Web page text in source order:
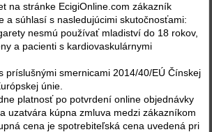
na stránke EcigiOnline.com zákazník
a súhlasí s nasledujúcimi skutočnosťami:
nesmú používať mladiství do 18 rokov,
a pacienti s kardiovaskulárnymi
príslušnými smernicami 2014/40/EÚ Čínskej
únie.
platnosť po potvrdení online objednávky
uzatvára kúpna zmluva medzi zákazníkom
cena je spotrebiteľská cena uvedená pri